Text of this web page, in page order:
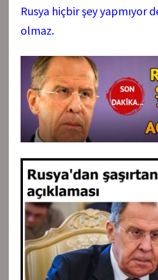
Rusya hiçbir şey yapmıyor
olmaz.